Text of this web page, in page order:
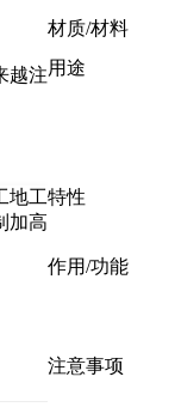
越注
材质/材料
用途
特性
作用/功能
注意事项